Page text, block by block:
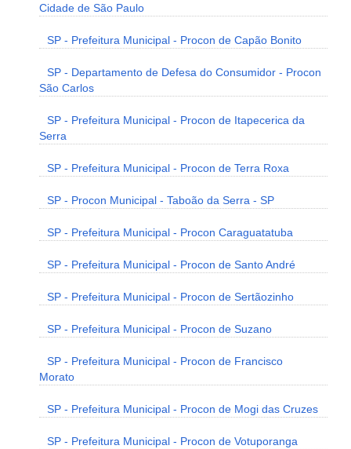
Cidade de São Paulo
SP - Prefeitura Municipal - Procon de Capão Bonito
SP - Departamento de Defesa do Consumidor - Procon
São Carlos
SP - Prefeitura Municipal - Procon de Itapecerica da
Serra
SP - Prefeitura Municipal - Procon de Terra Roxa
SP - Procon Municipal - Taboão da Serra - SP
SP - Prefeitura Municipal - Procon Caraguatatuba
SP - Prefeitura Municipal - Procon de Santo André
SP - Prefeitura Municipal - Procon de Sertãozinho
SP - Prefeitura Municipal - Procon de Suzano
SP - Prefeitura Municipal - Procon de Francisco
Morato
SP - Prefeitura Municipal - Procon de Mogi das Cruzes
SP - Prefeitura Municipal - Procon de Votuporanga